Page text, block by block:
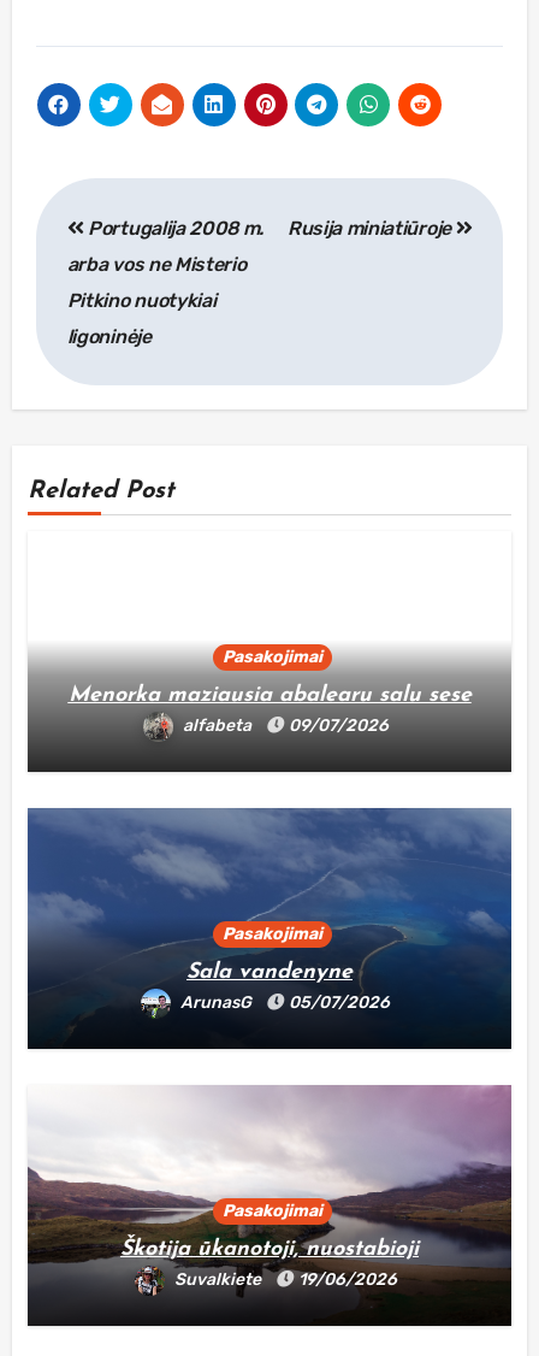
Navigacija
tarp
įrašų
Portugalija 2008 m.
arba vos ne Misterio
Pitkino nuotykiai
ligoninėje
Rusija miniatiūroje
Related Post
Pasakojimai
Menorka maziausia abalearu salu sese
alfabeta 09/07/2026
Pasakojimai
Sala vandenyne
ArunasG 05/07/2026
Pasakojimai
Škotija ūkanotoji, nuostabioji
Suvalkiete 19/06/2026